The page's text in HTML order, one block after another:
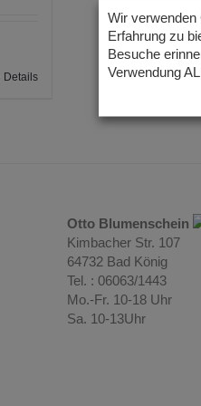
Details
Otto Blumenschein
Kimbacher Str. 107
64732 Bad König
Tel. : 06063/1443
Mo.-Fr. 10-18 Uhr
Sa. 10-13Uhr
Wir verwenden
Erfahrung zu
Besuche
Verwendung